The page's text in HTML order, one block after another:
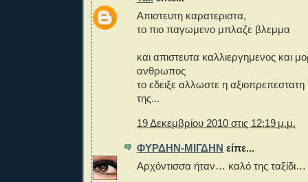
Απιστευτη καρατεριστα,
το πιο παγωμενο μπλαζε βλεμμα
και απιστευτα καλλιεργημενος και
ανθρωπος
το εδειξε αλλωστε η
της...
19 Δεκεμβρίου 2010 στις 12:19 μ.μ.
ΦΥΡΔΗΝ-ΜΙΓΔΗΝ είπε...
Αρχόντισσα ήταν… καλό της ταξίδι…